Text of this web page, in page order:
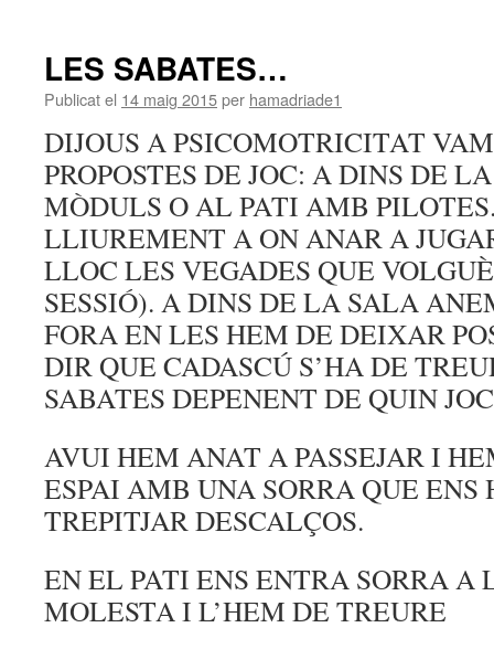
LES SABATES…
Publicat el 14 maig 2015per hamadriade1
DIJOUS A PSICOMOTRICITAT
PROPOSTES DE JOC: A DINS DE
MÒDULS O AL PATI AMB
LLIUREMENT A ON ANAR A
LLOC LES VEGADES QUE
SESSIÓ). A DINS DE LA SALA
FORA EN LES HEM DE DEIXAR
DIR QUE CADASCÚ S’HA DE
SABATES DEPENENT DE QUIN
AVUI HEM ANAT A PASSEJAR I
ESPAI AMB UNA SORRA QUE
TREPITJAR DESCALÇOS.
EN EL PATI ENS ENTRA SORRA A
MOLESTA I L’HEM DE TREURE